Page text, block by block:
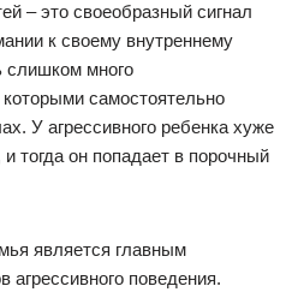
– это своеобразный сигнал
к своему внутреннему
слишком много
самостоятельно
У агрессивного ребенка хуже
тогда он попадает в порочный
является главным
агрессивного поведения.